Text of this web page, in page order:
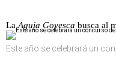
La Aguja Goyesca busca al
Este año se celebrará un